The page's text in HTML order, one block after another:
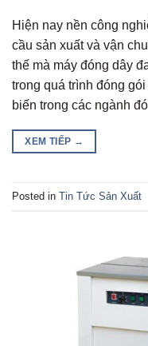
Hiện nay nền công
cầu sản xuất và vận
thế mà máy đóng dây
trong quá trình đóng
biến trong các ngành
XEM TIẾP →
Posted in Tin Tức Sản Xuất